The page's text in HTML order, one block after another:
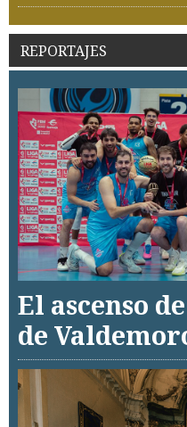
REPORTAJES
El ascenso
de